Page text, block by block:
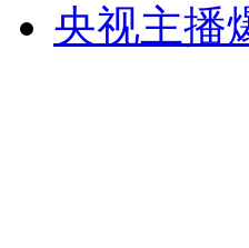
外交部：有关国家言论片
央视主播